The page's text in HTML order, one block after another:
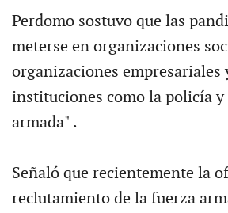
Perdomo sostuvo que las
meterse en organizaciones
organizaciones empresariales
instituciones como la policía y
armada" .
Señaló que recientemente la
reclutamiento de la fuerza